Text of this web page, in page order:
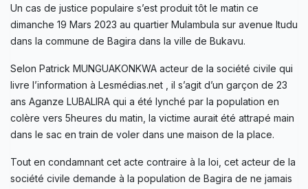
Un cas de justice populaire s’est produit tôt le matin ce
dimanche 19 Mars 2023 au quartier Mulambula sur avenue Itudu
dans la commune de Bagira dans la ville de Bukavu.
Selon Patrick MUNGUAKONKWA acteur de la société civile qui
livre l’information à Lesmédias.net , il s’agit d’un garçon de 23
ans Aganze LUBALIRA qui a été lynché par la population en
colère vers 5heures du matin, la victime aurait été attrapé main
dans le sac en train de voler dans une maison de la place.
Tout en condamnant cet acte contraire à la loi, cet acteur de la
société civile demande à la population de Bagira de ne jamais